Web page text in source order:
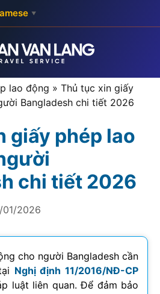
▼
lao động » Thủ tục xin giấy
Bangladesh chi tiết 2026
giấy phép lao
chi tiết 2026
01/2026
cho người Bangladesh cần
Nghị định 11/2016/NĐ-CP
luật liên quan. Để đảm bảo